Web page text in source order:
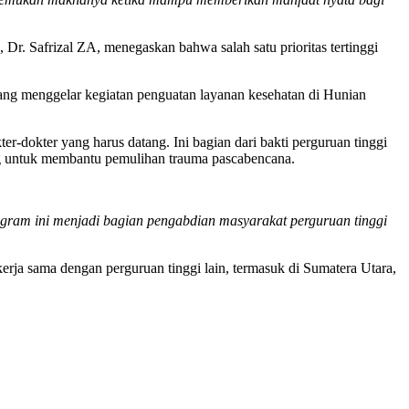
Safrizal ZA, menegaskan bahwa salah satu prioritas tertinggi
menggelar kegiatan penguatan layanan kesehatan di Hunian
dokter yang harus datang. Ini bagian dari bakti perguruan tinggi
membantu pemulihan trauma pascabencana.
ini menjadi bagian pengabdian masyarakat perguruan tinggi
sama dengan perguruan tinggi lain, termasuk di Sumatera Utara,